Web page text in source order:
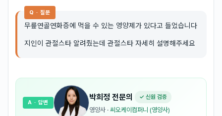
Q · 질문
무릎연골연화증에 먹을 수 있는 영양제가 있다고 들었습니다
지인이 관절스타 알려줬는데 관절스타 자세히 설명해주세요
박희정 전문의 ✓ 신원 검증
영양사 · 씨오케이컴퍼니 (영양사)
A · 답변